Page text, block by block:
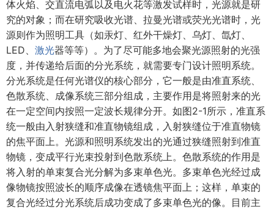
体火焰、交直流电弧以及电火花等激发试样时，光源就是研
究的对象；而在研究吸收光谱、拉曼光谱或荧光光谱时，光
源则作为照明工具（如汞灯、红外干燥灯、乌灯、氙灯、
LED、 激光器等等）。为了尽可能多地会聚光源照射的光强
度，并传递给后面的分光系统，就需要专门设计照明系统。
分光系统是任何光谱仪的核心部分，它一般是由准直系统、
色散系统、成像系统三部分组成，主要作用是将照射来的光
在一定空间内按照一定波长规律分开。如图2-1所示，准直系
统一般由入射狭缝和准直物镜组成，入射狭缝位于准直物镜
的焦平面上。光源和照明系统发出的光通过狭缝照射到准直
物镜，变成平行光束投射到色散系统上。色散系统的作用是
将入射的单束复合光分解为多束单色光。多束单色光经过成
像物镜按照波长的顺序成像在透镜焦平面上；这样，单束的
复合光经过分光系统后成功变成了多束单色光的像。目前主